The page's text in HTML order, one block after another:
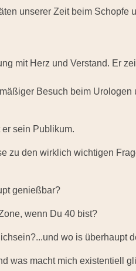
unserer Zeit beim Schopfe
mit Herz und Verstand. Er
Besuch beim Urologen
sein Publikum.
zu den wirklich wichtigen
genießbar?
wenn Du 40 bist?
wo is überhaupt
was macht mich existentiell